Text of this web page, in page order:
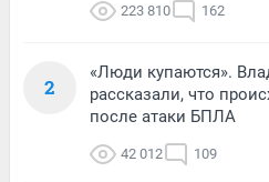
223 810 162
2
«Люди купаются».
рассказали, что
после атаки БПЛА
42 012 109